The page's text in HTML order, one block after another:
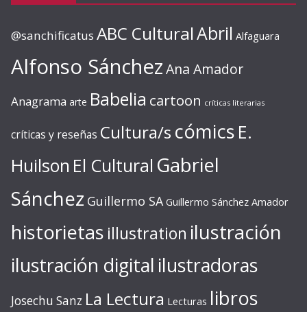
@sanchificatus ABC CulturalAbril Alfaguara
Alfonso SánchezAna Amador
Anagrama arte Babelia cartoon críticas literarias
críticas y reseñas Cultura/s cómics E.
Huilson El Cultural Gabriel
Sánchez Guillermo SA Guillermo Sánchez Amador
historietas illustration ilustración
ilustración digital ilustradoras
Josechu Sanz La Lectura Lecturas libros